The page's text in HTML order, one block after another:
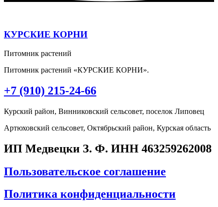
КУРСКИЕ КОРНИ
Питомник растений
Питомник растений «КУРСКИЕ КОРНИ».
+7 (910) 215-24-66
Курский район, Винниковский сельсовет, поселок Липовец
Артюховский сельсовет, Октябрьский район, Курская область
ИП Медвецки З. Ф. ИНН 463259262008
Пользовательское соглашение
Политика конфиденциальности